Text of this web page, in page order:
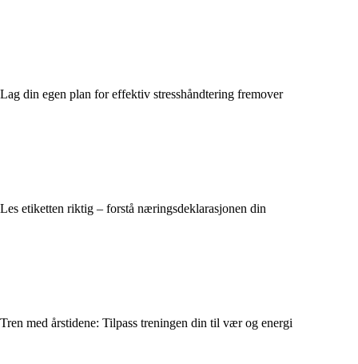
Lag din egen plan for effektiv stresshåndtering fremover
Les etiketten riktig – forstå næringsdeklarasjonen din
Tren med årstidene: Tilpass treningen din til vær og energi